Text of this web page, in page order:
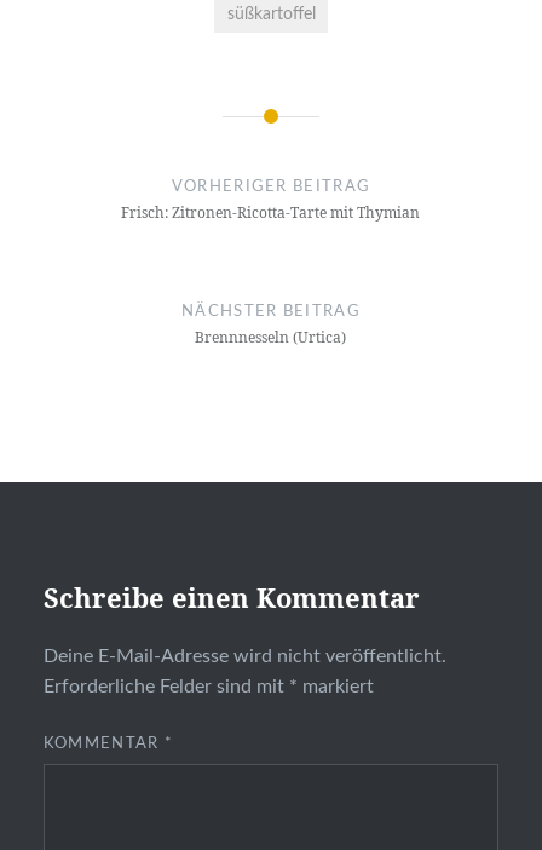
süßkartoffel
Beitragsnavigation
VORHERIGER BEITRAG
Frisch: Zitronen-Ricotta-Tarte mit Thymian
NÄCHSTER BEITRAG
Brennnesseln (Urtica)
Schreibe einen Kommentar
Deine E-Mail-Adresse wird nicht veröffentlicht.
Erforderliche Felder sind mit * markiert
KOMMENTAR *